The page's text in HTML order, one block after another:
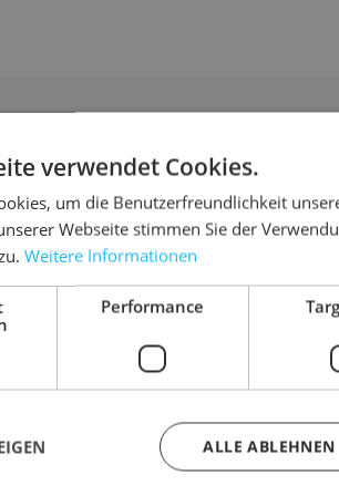
und Ketten.
verwendet Cookies.
um die Benutzerfreundlichkeit
Webseite stimmen Sie der
Weitere Informationen
Performance
ALLE ABLEHNEN